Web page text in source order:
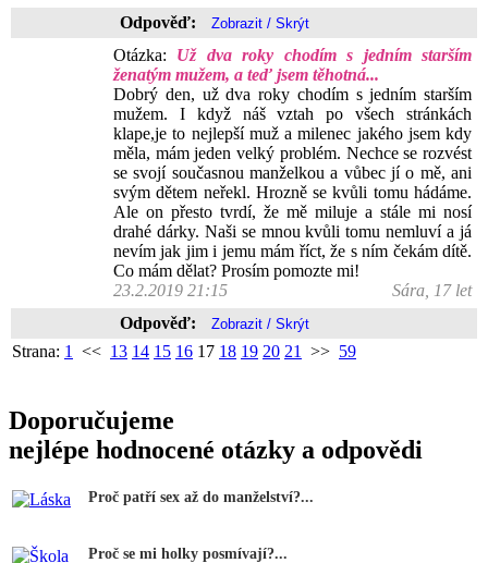
Odpověď:
Otázka: Už dva roky chodím s jedním starším
ženatým mužem, a teď jsem těhotná...
Dobrý den, už dva roky chodím s jedním starším
mužem. I když náš vztah po všech stránkách
klape,je to nejlepší muž a milenec jakého jsem kdy
měla, mám jeden velký problém. Nechce se rozvést
se svojí současnou manželkou a vůbec jí o mě, ani
svým dětem neřekl. Hrozně se kvůli tomu hádáme.
Ale on přesto tvrdí, že mě miluje a stále mi nosí
drahé dárky. Naši se mnou kvůli tomu nemluví a já
nevím jak jim i jemu mám říct, že s ním čekám dítě.
Co mám dělat? Prosím pomozte mi!
23.2.2019 21:15
Sára, 17 let
Odpověď:
Strana: 1 << 13 14 15 16 17 18 19 20 21 >> 59
Doporučujeme
nejlépe hodnocené otázky a odpovědi
Proč patří sex až do manželství?...
Proč se mi holky posmívají?...